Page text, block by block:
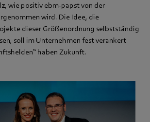
wie positiv ebm‑papst von der
wird. Die Idee, die
dieser Größenordnung selbstständig
soll im Unternehmen fest verankert
haben Zukunft.